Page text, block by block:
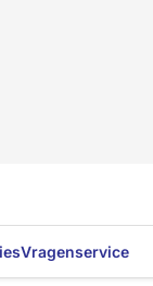
Vragenservice